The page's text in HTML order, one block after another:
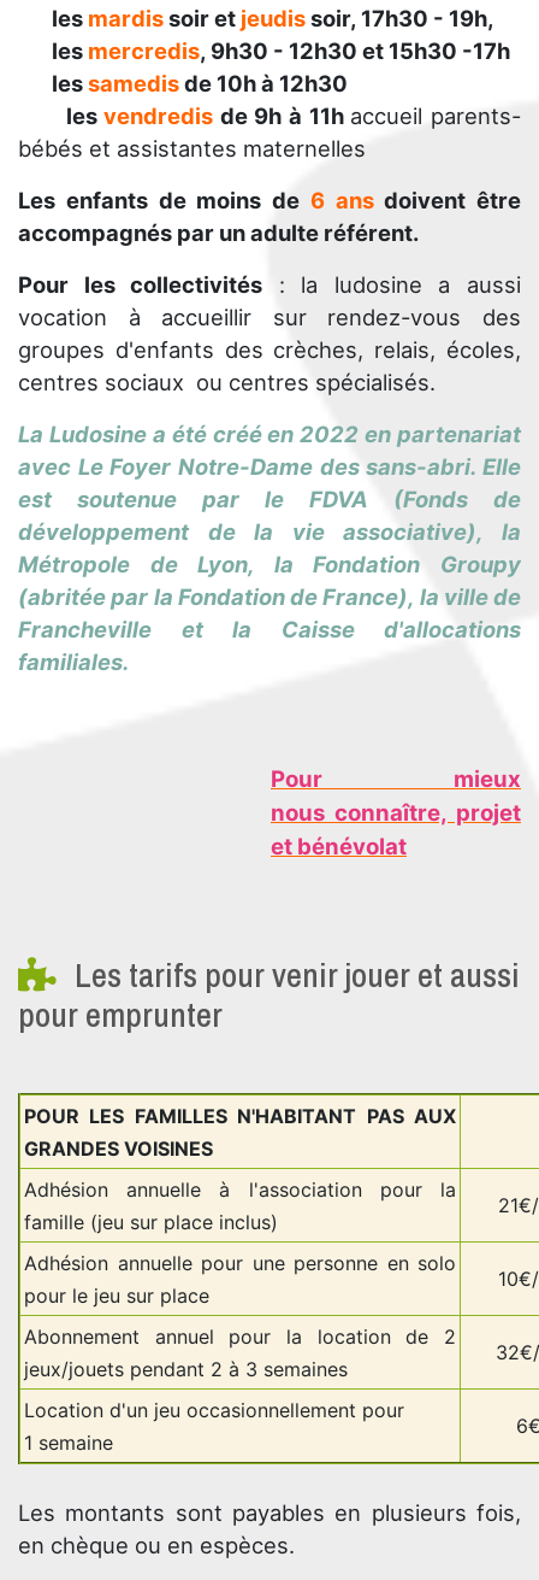
les mardissoir et jeudissoir, 17h30 - 19h,
les mercredis, 9h30 - 12h30 et 15h30 -17h
lessamedisde 10h à 12h30
lesvendredis de 9h à 11h accueil parents-
bébés et assistantes maternelles
Les enfants de moins de 6 ansdoivent être
accompagnés par un adulte référent.
Pour les collectivités : la ludosine a aussi
vocation à accueillir sur rendez-vous des
groupes d'enfants des crèches, relais, écoles,
centres sociaux ou centres spécialisés.
La Ludosine a été créé en 2022 en partenariat
avec Le Foyer Notre-Dame des sans-abri. Elle
est soutenue par le FDVA (Fonds de
développement de la vie associative), la
Métropole de Lyon, la Fondation Groupy
(abritée par la Fondation de France), la ville de
Francheville et la Caisse d'allocations
familiales.
Pour mieux
nous connaître, projet
et bénévolat
Les tarifs pour venir jouer et aussi
pour emprunter
POUR LES FAMILLES N'HABITANT PAS AUX
GRANDES VOISINES
Adhésion annuelle à l'association pour la
famille (jeu sur place inclus)
Adhésion annuelle pour une personne en solo
pour le jeu sur place
Abonnement annuel pour la location de 2
jeux/jouets pendant 2 à 3 semaines
Location d'un jeu occasionnellement pour
1 semaine
Les montants sont payables en plusieurs fois,
en chèque ou en espèces.